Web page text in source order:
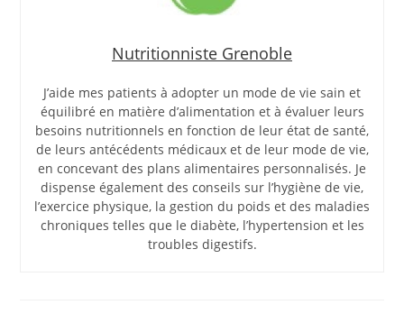
Nutritionniste Grenoble
J’aide mes patients à adopter un mode de vie sain et
équilibré en matière d’alimentation et à évaluer leurs
besoins nutritionnels en fonction de leur état de santé,
de leurs antécédents médicaux et de leur mode de vie,
en concevant des plans alimentaires personnalisés. Je
dispense également des conseils sur l’hygiène de vie,
l’exercice physique, la gestion du poids et des maladies
chroniques telles que le diabète, l’hypertension et les
troubles digestifs.